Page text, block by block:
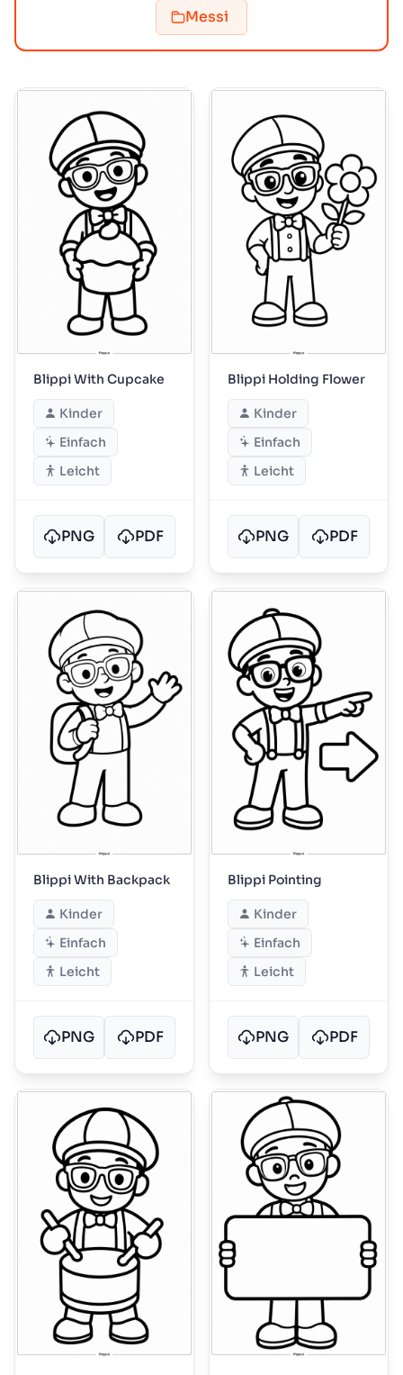
Messi
Blippi With Cupcake
Kinder
Einfach
Leicht
PNG PDF
Blippi Holding Flower
Kinder
Einfach
Leicht
PNG PDF
Blippi With Backpack
Kinder
Einfach
Leicht
PNG PDF
Blippi Pointing
Kinder
Einfach
Leicht
PNG PDF